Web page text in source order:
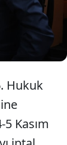
Hukuk
Kasım